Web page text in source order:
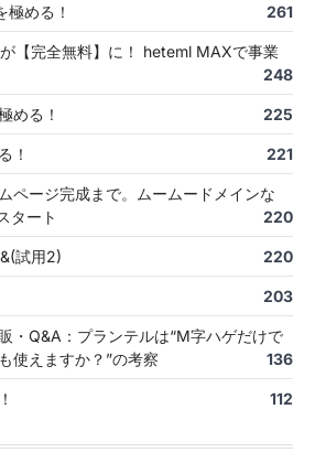
める！ 261
【完全無料】に！ heteml MAXで事業
248
める！ 225
！ 221
ページ完成まで。ムームードメインな
タート
220
試用2) 220
203
・Q&A：プランテルは“M字ハゲだけで
使えますか？”の考察
136
112